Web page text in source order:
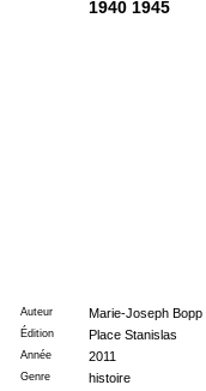
1940 1945
Auteur Marie-Joseph Bopp
Édition Place Stanislas
Année 2011
Genre histoire